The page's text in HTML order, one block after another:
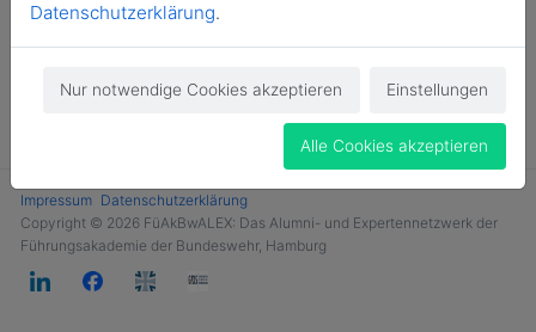
Impressum Datenschutzerklärung
Copyright © 2026 FüAkBwALEX: Das Alumni- und Expertennetzwerk der
Führungsakademie der Bundeswehr, Hamburg
Datenschutzerklärung.
Nur notwendige Cookies akzeptieren Einstellungen
Alle Cookies akzeptieren